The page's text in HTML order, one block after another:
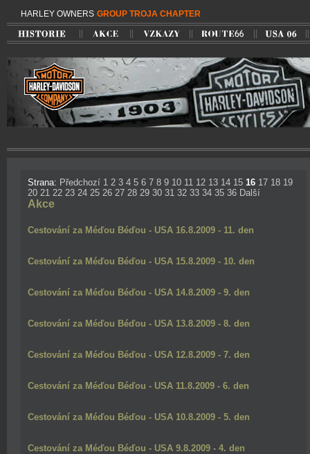
HARLEY OWNERS GROUP TROJA CHAPTER
Strana: Předchozí 1 2 3 4 5 6 7 8 9 10 11 12 13 14 15 16 17 18 19
20 21 22 23 24 25 26 27 28 29 30 31 32 33 34 35 36 Další
Akce
Cestování za Méďou Béďou - USA 16.8.2009 - 11. den
Cestování za Méďou Béďou - USA 15.8.2009 - 10. den
Cestování za Méďou Béďou - USA 14.8.2009 - 9. den
Cestování za Méďou Béďou - USA 13.8.2009 - 8. den
Cestování za Méďou Béďou - USA 12.8.2009 - 7. den
Cestování za Méďou Béďou - USA 11.8.2009 - 6. den
Cestování za Méďou Béďou - USA 10.8.2009 - 5. den
Cestování za Méďou Béďou - USA 9.8.2009 - 4. den